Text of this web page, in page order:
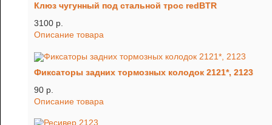
Клюз чугунный под стальной трос redBTR
3100 p.
Описание товара
Фиксаторы задних тормозных колодок 2121*, 2123
90 p.
Описание товара